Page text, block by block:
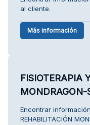
al cliente.
Más información
FISIOTERAPIA
MONDRAGON-
Encontrar
REHABILITACIÓN